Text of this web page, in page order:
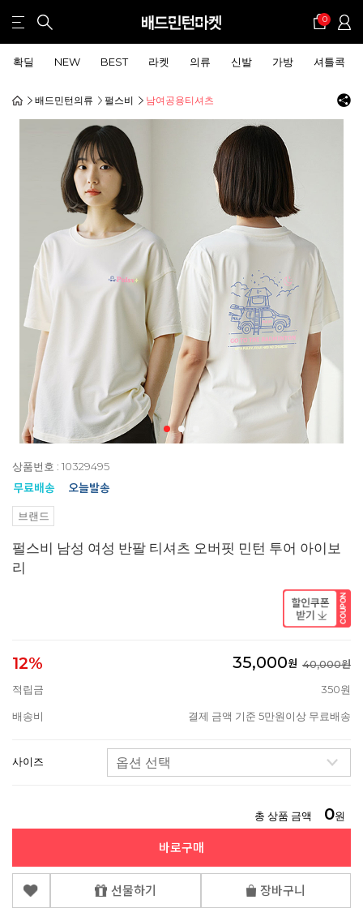
0
확딜 NEW BEST 라켓 의류 신발 가방 셔틀콕
배드민턴의류 펄스비 남여공용티셔츠
상품번호 : 10329495
브랜드
펄스비 남성 여성 반팔 티셔츠 오버핏 민턴 투어 아이보
리
12% 35,000원 40,000원
적립금
350원
배송비 결제 금액 기준 5만원이상 무료배송
사이즈
총 상품 금액 0원
바로구매
선물하기 장바구니